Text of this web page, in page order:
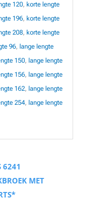
120, korte lengte
196, korte lengte
208, korte lengte
96, lange lengte
150, lange lengte
156, lange lengte
162, lange lengte
254, lange lengte
6241
MET